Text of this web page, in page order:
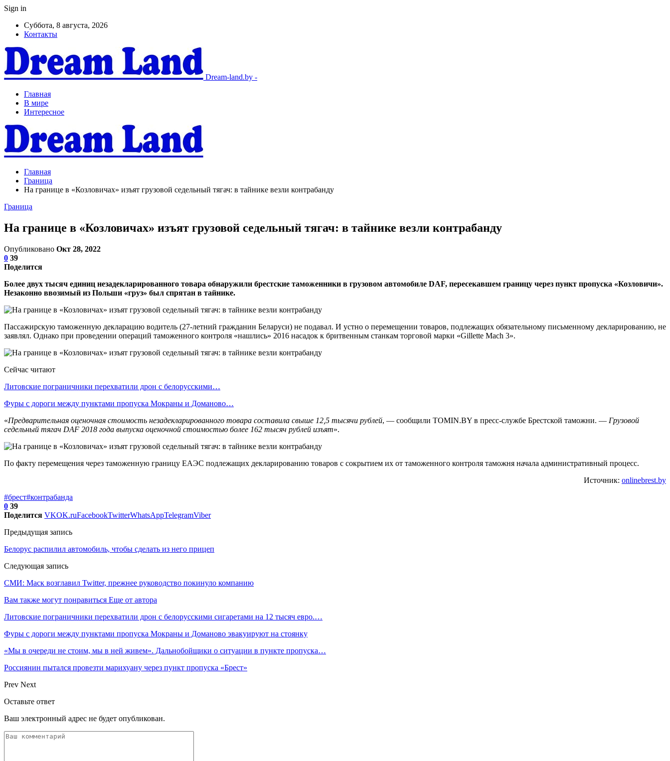
Sign in
Суббота, 8 августа, 2026
Контакты
Dream-land.by -
Главная
В мире
Интересное
Главная
Граница
На границе в «Козловичах» изъят грузовой седельный тягач: в тайнике везли контрабанду
Граница
На границе в «Козловичах» изъят грузовой седельный тягач: в тайнике везли контрабанду
Опубликовано Окт 28, 2022
0 39
Поделится
Более двух тысяч единиц незадекларированного товара обнаружили брестские таможенники в грузовом автомобиле DAF, пересекавшем границу через пункт пропуска «Козловичи».
Незаконно ввозимый из Польши «груз» был спрятан в тайнике.
Пассажирскую таможенную декларацию водитель (27-летний гражданин Беларуси) не подавал. И устно о перемещении товаров, подлежащих обязательному письменному декларированию, не
заявлял. Однако при проведении операций таможенного контроля «нашлись» 2016 насадок к бритвенным станкам торговой марки «Gillette Mach 3».
Сейчас читают
Литовские пограничники перехватили дрон с белорусскими…
Фуры с дороги между пунктами пропуска Мокраны и Доманово…
«Предварительная оценочная стоимость незадекларированного товара составила свыше 12,5 тысячи рублей, — сообщили TOMIN.BY в пресс-службе Брестской таможни. — Грузовой
седельный тягач DAF 2018 года выпуска оценочной стоимостью более 162 тысяч рублей изъят».
По факту перемещения через таможенную границу ЕАЭС подлежащих декларированию товаров с сокрытием их от таможенного контроля таможня начала административный процесс.
Источник: onlinebrest.by
#брест#контрабанда
0 39
Поделится VKOK.ruFacebookTwitterWhatsAppTelegramViber
Предыдущая запись
Белорус распилил автомобиль, чтобы сделать из него прицеп
Следующая запись
СМИ: Маск возглавил Twitter, прежнее руководство покинуло компанию
Вам также могут понравиться Еще от автора
Литовские пограничники перехватили дрон с белорусскими сигаретами на 12 тысяч евро.…
Фуры с дороги между пунктами пропуска Мокраны и Доманово эвакуируют на стоянку
«Мы в очереди не стоим, мы в ней живем». Дальнобойщики о ситуации в пункте пропуска…
Россиянин пытался провезти марихуану через пункт пропуска «Брест»
Prev Next
Оставьте ответ
Ваш электронный адрес не будет опубликован.